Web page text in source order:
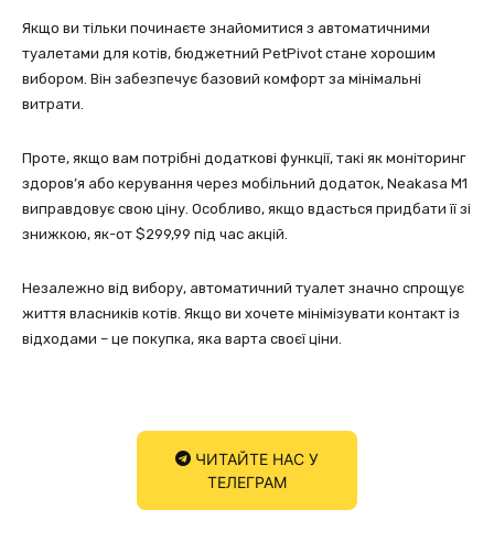
Якщо ви тільки починаєте знайомитися з автоматичними
туалетами для котів, бюджетний PetPivot стане хорошим
вибором. Він забезпечує базовий комфорт за мінімальні
витрати.
Проте, якщо вам потрібні додаткові функції, такі як моніторинг
здоров’я або керування через мобільний додаток, Neakasa M1
виправдовує свою ціну. Особливо, якщо вдасться придбати її зі
знижкою, як-от $299,99 під час акцій.
Незалежно від вибору, автоматичний туалет значно спрощує
життя власників котів. Якщо ви хочете мінімізувати контакт із
відходами – це покупка, яка варта своєї ціни.
ЧИТАЙТЕ НАС У
ТЕЛЕГРАМ